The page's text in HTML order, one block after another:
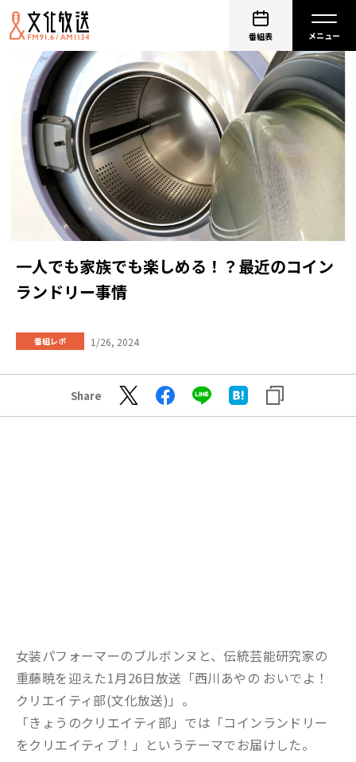
番組表
一人でも家族でも楽しめる！？最近のコイン
ランドリー事情
番組レポ 1/26, 2024
Share
女装パフォーマーのブルボンヌと、伝統芸能研究家の
重藤暁を迎えた1月26日放送「西川あやの おいでよ！
クリエイティ部(文化放送)」。
「きょうのクリエイティ部」では「コインランドリー
をクリエイティブ！」というテーマでお届けした。